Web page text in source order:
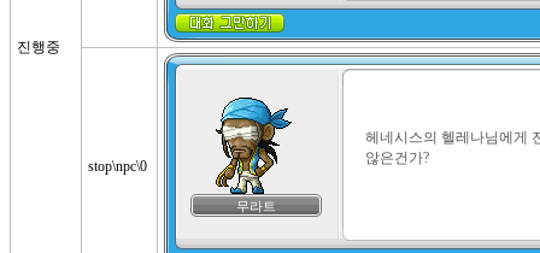
진행중
stop\npc\0
무라트
헤네시스의 헬레나님에게
않은건가?